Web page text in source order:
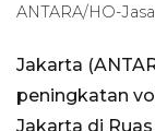
ANTARA/HO-
Jakarta
peningkatan
Jakarta di